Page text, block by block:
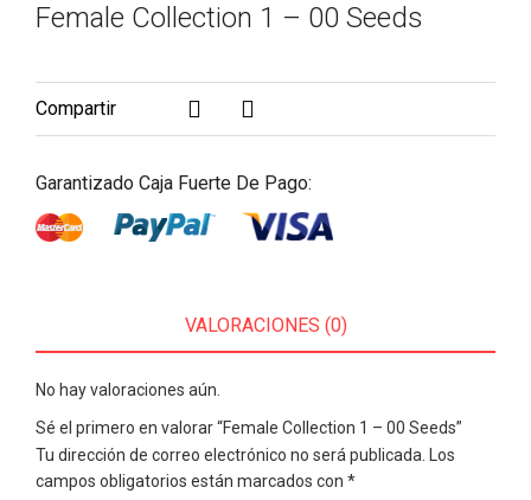
Female Collection 1 – 00 Seeds
Compartir
Garantizado Caja Fuerte De Pago:
VALORACIONES (0)
No hay valoraciones aún.
Sé el primero en valorar “Female Collection 1 – 00 Seeds”
Tu dirección de correo electrónico no será publicada.
Los
campos obligatorios están marcados con *